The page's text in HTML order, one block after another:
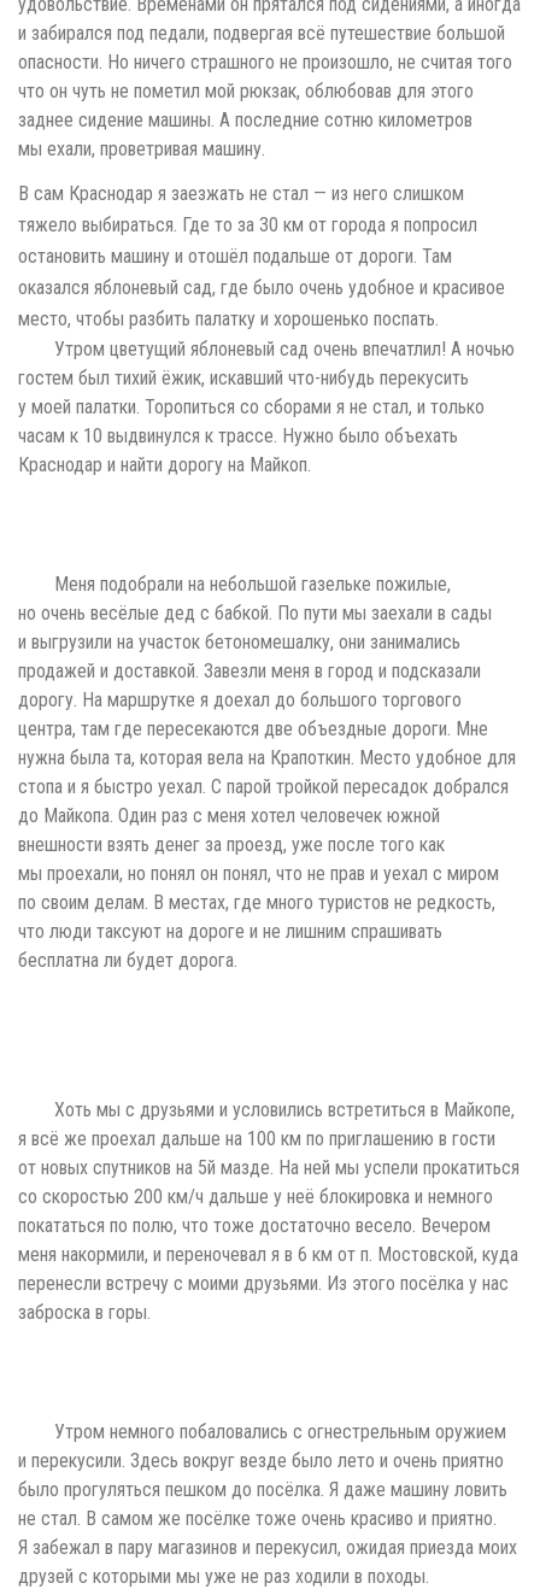
удовольствие. Временами он прятался под сидениями, а иногда
и забирался под педали, подвергая всё путешествие большой
опасности. Но ничего страшного не произошло, не считая того
что он чуть не пометил мой рюкзак, облюбовав для этого
заднее сидение машины. А последние сотню километров
мы ехали, проветривая машину.
В сам Краснодар я заезжать не стал — из него слишком
тяжело выбираться. Где то за 30 км от города я попросил
остановить машину и отошёл подальше от дороги. Там
оказался яблоневый сад, где было очень удобное и красивое
место, чтобы разбить палатку и хорошенько поспать.
Утром цветущий яблоневый сад очень впечатлил! А ночью
гостем был тихий ёжик, искавший что-нибудь перекусить
у моей палатки. Торопиться со сборами я не стал, и только
часам к 10 выдвинулся к трассе. Нужно было объехать
Краснодар и найти дорогу на Майкоп.
Меня подобрали на небольшой газельке пожилые,
но очень весёлые дед с бабкой. По пути мы заехали в сады
и выгрузили на участок бетономешалку, они занимались
продажей и доставкой. Завезли меня в город и подсказали
дорогу. На маршрутке я доехал до большого торгового
центра, там где пересекаются две объездные дороги. Мне
нужна была та, которая вела на Крапоткин. Место удобное для
стопа и я быстро уехал. С парой тройкой пересадок добрался
до Майкопа. Один раз с меня хотел человечек южной
внешности взять денег за проезд, уже после того как
мы проехали, но понял он понял, что не прав и уехал с миром
по своим делам. В местах, где много туристов не редкость,
что люди таксуют на дороге и не лишним спрашивать
бесплатна ли будет дорога.
Хоть мы с друзьями и условились встретиться в Майкопе,
я всё же проехал дальше на 100 км по приглашению в гости
от новых спутников на 5й мазде. На ней мы успели прокатиться
со скоростью 200 км/ч дальше у неё блокировка и немного
покататься по полю, что тоже достаточно весело. Вечером
меня накормили, и переночевал я в 6 км от п. Мостовской, куда
перенесли встречу с моими друзьями. Из этого посёлка у нас
заброска в горы.
Утром немного побаловались с огнестрельным оружием
и перекусили. Здесь вокруг везде было лето и очень приятно
было прогуляться пешком до посёлка. Я даже машину ловить
не стал. В самом же посёлке тоже очень красиво и приятно.
Я забежал в пару магазинов и перекусил, ожидая приезда моих
друзей с которыми мы уже не раз ходили в походы.